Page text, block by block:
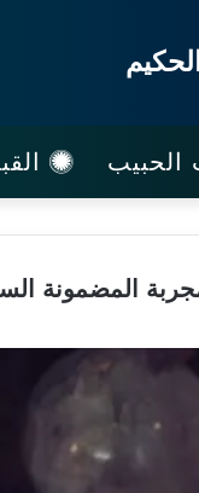
الحبيب
المضمونة